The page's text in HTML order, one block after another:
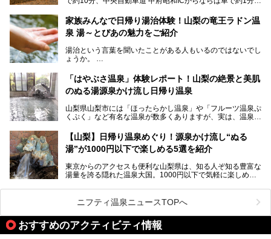
今回は足元湧出の混浴温泉である「かくし湯大岩風呂」をは
じめ、湯治棟である「別館神泉」を中心に「古湯坊 源泉
舘」の全貌を徹底紹介します。
から、一人泊でも6,000円台から宿泊可能です。
しかし、最大の魅力は“温泉そのもの”でしょう。自家源泉を
統の単純温泉は、入浴すると実にサッパリ爽快。日帰り入浴
不可なこともあり、全国の温泉ファンがこの温泉を求めて
では循環濾過の沸かし湯が一般的ですが、ここは本物の極上
温泉。まさに価格破壊と言えるクオリティです。
室や無料朝食などをご紹介。温泉通が口を揃えて絶賛する神
コスパ宿の全貌を徹底解説します！
家族みんなで日帰り湯治体験！山梨の竜王ラドン温
泉 湯～とぴあの魅力をご紹介
湯治という言葉を聞いたことがある人もいるのではないでし
ょうか。
なかなか体験できない、湯治体験が日帰りでできる温浴施設
が山梨にあります。
ぴあ」の魅力をご紹介します。
提供元：株式会社湯ーとぴあ【PR】
この記事は株式会社湯ーとぴあのPRレポート記事です。
「はやぶさ温泉」体験レポート！山梨の絶景と美肌
のぬる湯源泉かけ流し日帰り温泉
山梨県山梨市には「ほったらかし温泉」や「フルーツ温泉ぷ
くぷく」など有名な温泉が数多くありますが、実は、温泉マ
です。今回紹介する「はやぶさ温泉」も、そのひとつ。温泉
はもちろん、絶景や地元食材を活かしたグルメも堪能できま
す。
します。
【山梨】日帰り温泉めぐり！源泉かけ流し“ぬる
湯”が1000円以下で楽しめる5選を紹介
東京からのアクセスも便利な山梨県は、知る人ぞ知る豊富な
湯量を誇る隠れた温泉大国。1000円以下で気軽に楽しめ
も、これからの季節に嬉しい、じんわりと体の芯まで温ま
る“ぬる湯”が豊富なのも魅力。今回は、湯質も抜群で心ゆく
までリラックスできる山梨のお得な日帰り温泉を、実際体験
した感想と共に紹介します。
※ぬる湯とは35℃～39℃程度の体温に近いぬるめ温泉のこ
ニフティ温泉ニュースTOPへ
おすすめのアクティビティ情報